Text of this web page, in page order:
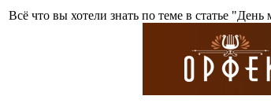
Всё что вы хотели знать по теме в статье